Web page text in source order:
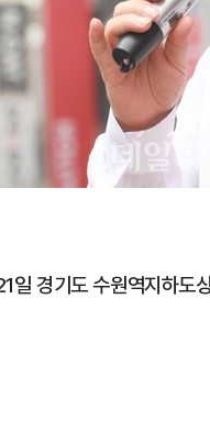
일 경기도 수원역지하